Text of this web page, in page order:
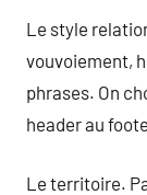
Le style
vouvoiement,
phrases. On
header au
Le territoire.